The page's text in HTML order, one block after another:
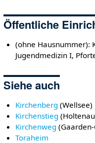
Öffentliche
(ohne Hausnummer):
Jugendmedizin I,
Siehe auch
Kirchenberg (Wellsee)
Kirchenstieg
Kirchenweg
Toraheim